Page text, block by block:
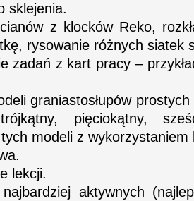
sklejenia.
z klocków Reko,
rysowanie różnych siatek
zadań z kart pracy –
graniastosłupów
trójkątny, pięciokątny,
modeli z wykorzystaniem
lekcji.
aktywnych